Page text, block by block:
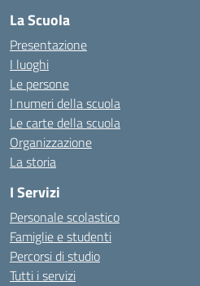
La Scuola
Presentazione
I luoghi
Le persone
I numeri della scuola
Le carte della scuola
Organizzazione
La storia
I Servizi
Personale scolastico
Famiglie e studenti
Percorsi di studio
Tutti i servizi